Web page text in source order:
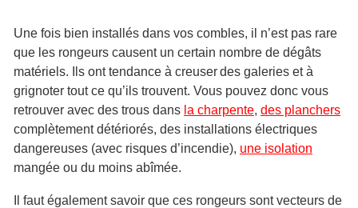
Une fois bien installés dans vos combles, il n’est pas rare
que les rongeurs causent un certain nombre de dégâts
matériels. Ils ont tendance à creuser des galeries et à
grignoter tout ce qu’ils trouvent. Vous pouvez donc vous
retrouver avec des trous dans la charpente, des planchers
complètement détériorés, des installations électriques
dangereuses (avec risques d’incendie), une isolation
mangée ou du moins abîmée.
Il faut également savoir que ces rongeurs sont vecteurs de